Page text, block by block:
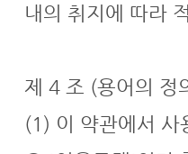
내의 취지에 따라
제 4 조 (용어의 정
(1) 이 약관에서 사